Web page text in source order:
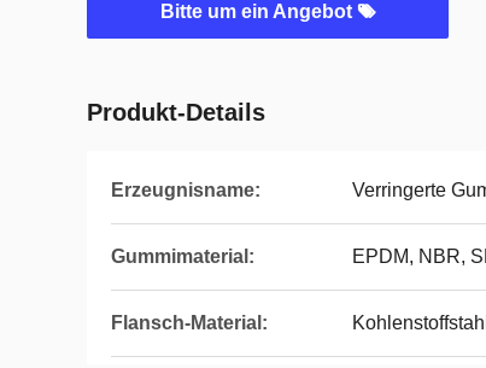
Bitte um ein Angebot
Produkt-Details
Erzeugnisname: Verringerte
Gummimaterial: EPDM, NBR,
Flansch-Material: